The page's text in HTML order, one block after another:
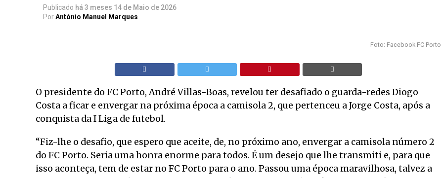
Publicado há 3 meses 14 de Maio de 2026
PorAntónio Manuel Marques
Foto: Facebook FC Porto
O presidente do FC Porto, André Villas-Boas, revelou ter desafiado o guarda-redes Diogo
Costa a ficar e envergar na próxima época a camisola 2, que pertenceu a Jorge Costa, após a
conquista da I Liga de futebol.
“Fiz-lhe o desafio, que espero que aceite, de, no próximo ano, envergar a camisola número 2
do FC Porto. Seria uma honra enorme para todos. É um desejo que lhe transmiti e, para que
isso aconteça, tem de estar no FC Porto para o ano. Passou uma época maravilhosa, talvez a